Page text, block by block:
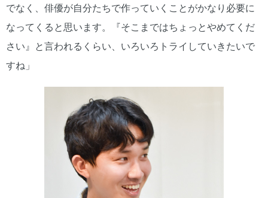
でなく、俳優が自分たちで作っていくことがかなり必要に
なってくると思います。『そこまではちょっとやめてくだ
さい』と言われるくらい、いろいろトライしていきたいで
すね」